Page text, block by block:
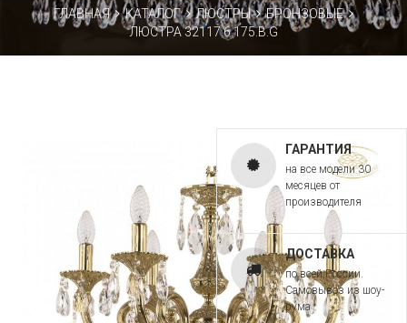
ГЛАВНАЯ КАТАЛОГ ЛЮСТРЫ
БРОНЗОВЫЕ
ЛЮСТРА 32117.6.175.B.G
ГАРАНТИЯ
на все модели 30
месяцев от
производителя
ДОСТАВКА
по всей России.
Самовывоз из шоу-
рума